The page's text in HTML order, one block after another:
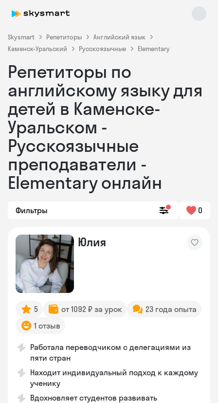
Skysmart Репетиторы
Английский язык
Каменск-Уральский
Русскоязычные Elementary
Репетиторы по
английскому языку для
детей в Каменске-
Уральском -
Русскоязычные
преподаватели -
Elementary онлайн
Фильтры 0
Юлия
5 от 1092 ₽ за урок
23 года опыта
1 отзыв
Работала переводчиком с делегациями из
пяти стран
Находит индивидуальный подход к каждому
ученику
Вдохновляет студентов развивать
Skysmart Chat